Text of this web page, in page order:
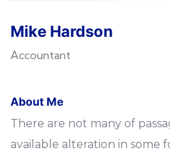
Mike Hardson
Accountant
About Me
There are not many of
available alteration in some